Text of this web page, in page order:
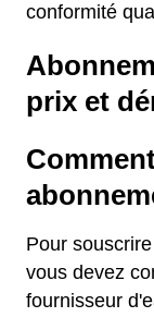
conformité
prix et
Pour
vous devez
fournisseur